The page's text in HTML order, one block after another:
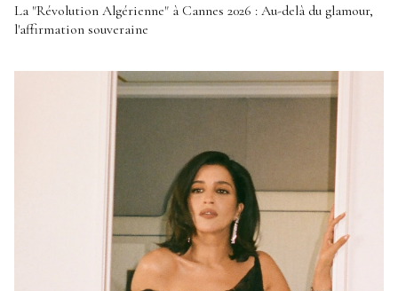
La "Révolution Algérienne" à Cannes 2026 : Au-delà du glamour,
l'affirmation souveraine